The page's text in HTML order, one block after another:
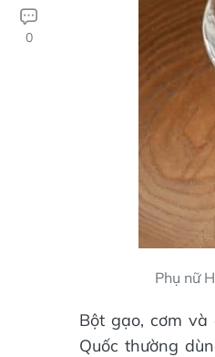
0
Phụ nữ
Bột gạo, cơm
Quốc thường